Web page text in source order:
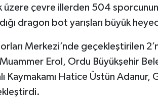
üzere çevre illerden 504 sporcunun
dragon bot yarışları büyük
Merkezi’nde geçekleştirilen
Erol, Ordu Büyükşehir
Kaymakamı Hatice Üstün Adanur,